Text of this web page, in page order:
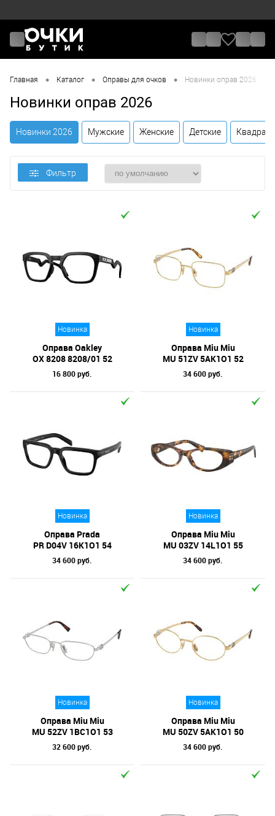
Главная • Каталог • Оправы для очков • Новинки оправ 2026
Новинки оправ 2026
Новинки 2026 Мужские Женские Детские
Цена
Назначение / Пол
Коллекция
Материал линз
Форма оправы
Цвет оправы
Технология оптики
Фильтр
Новинка
Оправа Oakley
OX 8208 8208/01 52
16 800 руб.
Новинка
Оправа Miu Miu
MU 51ZV 5AK1O1 52
34 600 руб.
Новинка
Оправа Prada
PR D04V 16K1O1 54
34 600 руб.
Новинка
Оправа Miu Miu
MU 03ZV 14L1O1 55
34 600 руб.
Новинка
Оправа Miu Miu
MU 52ZV 1BC1O1 53
32 600 руб.
Новинка
Оправа Miu Miu
MU 50ZV 5AK1O1 50
34 600 руб.